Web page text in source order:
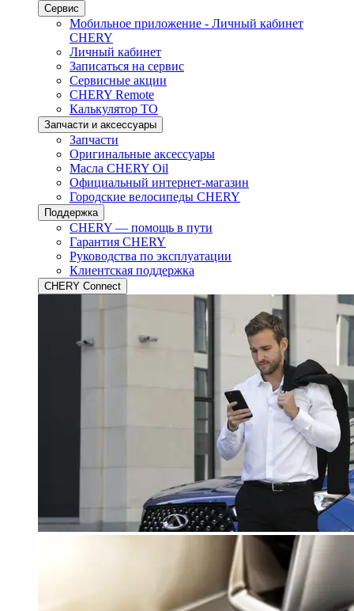
Сервис
Мобильное приложение - Личный кабинет
CHERY
Личный кабинет
Записаться на сервис
Сервисные акции
CHERY Remote
Калькулятор ТО
Запчасти и аксессуары
Запчасти
Оригинальные аксессуары
Масла CHERY Oil
Официальный интернет-магазин
Городские велосипеды CHERY
Поддержка
CHERY — помощь в пути
Гарантия CHERY
Руководства по эксплуатации
Клиентская поддержка
CHERY Connect